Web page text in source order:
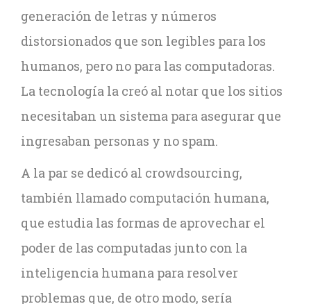
generación de letras y números
distorsionados que son legibles para los
humanos, pero no para las computadoras.
La tecnología la creó al notar que los sitios
necesitaban un sistema para asegurar que
ingresaban personas y no spam.
A la par se dedicó al crowdsourcing,
también llamado computación humana,
que estudia las formas de aprovechar el
poder de las computadas junto con la
inteligencia humana para resolver
problemas que, de otro modo, sería